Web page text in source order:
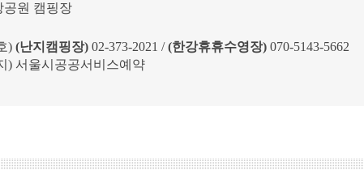
공원 캠핑장
) (난지캠핑장) 02-373-2021 /(한강휴휴수영장) 070-5143-5662
) 서울시공공서비스예약